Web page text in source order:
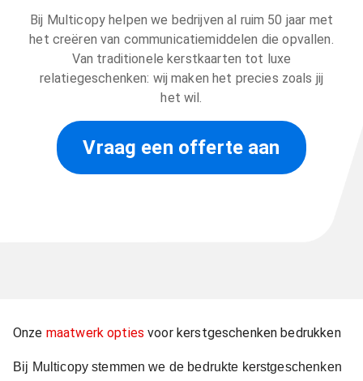
Bij Multicopy helpen we bedrijven al ruim 50 jaar met
het creëren van communicatiemiddelen die opvallen.
Van traditionele kerstkaarten tot luxe
relatiegeschenken: wij maken het precies zoals jij
het wil.
Vraag een offerte aan
Onze maatwerk opties voor kerstgeschenken bedrukken
Bij Multicopy stemmen we de bedrukte kerstgeschenken